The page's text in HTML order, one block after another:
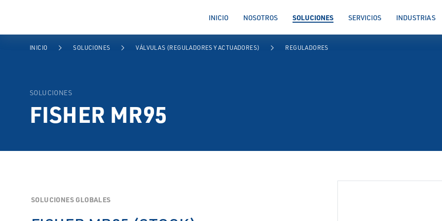
INICIO NOSOTROS SOLUCIONES SERVICIOS INDUSTRIAS
PRESENTACIÓN
INICIO arrow_forward_ios SOLUCIONES arrow_forward_ios VÁLVULAS (REGULADORES Y ACTUADORES) arrow_forward_ios REGULADORES
SOLUCIONES
FISHER MR95
SOLUCIONES GLOBALES